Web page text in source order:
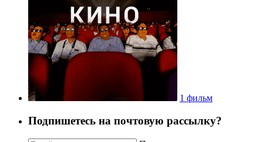
1 фильм
Подпишетесь на почтовую рассылку?